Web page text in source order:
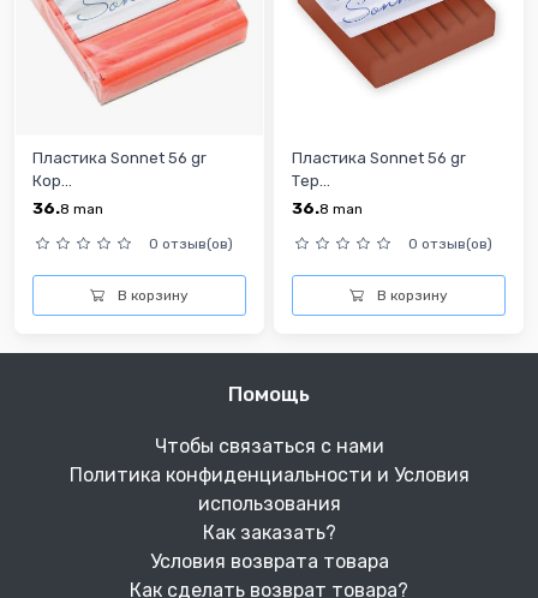
Пластика Sonnet 56 gr
Кор...
36.8 man
0 отзыв(ов)
В корзину
Пластика Sonnet 56 gr
Тер...
36.8 man
0 отзыв(ов)
В корзину
Помощь
Чтобы связаться с нами
Политика конфиденциальности и Условия
использования
Как заказать?
Условия возврата товара
Как сделать возврат товара?